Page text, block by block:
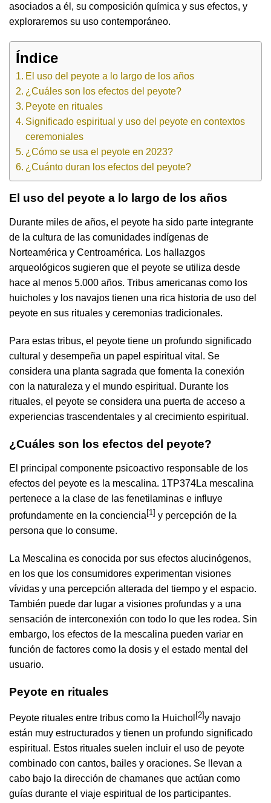
asociados a él, su composición química y sus efectos, y
exploraremos su uso contemporáneo.
Índice
El uso del peyote a lo largo de los años
¿Cuáles son los efectos del peyote?
Peyote en rituales
Significado espiritual y uso del peyote en contextos
ceremoniales
¿Cómo se usa el peyote en 2023?
¿Cuánto duran los efectos del peyote?
El uso del peyote a lo largo de los años
Durante miles de años, el peyote ha sido parte integrante
de la cultura de las comunidades indígenas de
Norteamérica y Centroamérica. Los hallazgos
arqueológicos sugieren que el peyote se utiliza desde
hace al menos 5.000 años. Tribus americanas como los
huicholes y los navajos tienen una rica historia de uso del
peyote en sus rituales y ceremonias tradicionales.
Para estas tribus, el peyote tiene un profundo significado
cultural y desempeña un papel espiritual vital. Se
considera una planta sagrada que fomenta la conexión
con la naturaleza y el mundo espiritual. Durante los
rituales, el peyote se considera una puerta de acceso a
experiencias trascendentales y al crecimiento espiritual.
¿Cuáles son los efectos del peyote?
El principal componente psicoactivo responsable de los
efectos del peyote es la mescalina. 1TP374La mescalina
pertenece a la clase de las fenetilaminas e influye
profundamente en la conciencia [1] y percepción de la
persona que lo consume.
La Mescalina es conocida por sus efectos alucinógenos,
en los que los consumidores experimentan visiones
vívidas y una percepción alterada del tiempo y el espacio.
También puede dar lugar a visiones profundas y a una
sensación de interconexión con todo lo que les rodea. Sin
embargo, los efectos de la mescalina pueden variar en
función de factores como la dosis y el estado mental del
usuario.
Peyote en rituales
Peyote rituales entre tribus como la Huichol [2]y navajo
están muy estructurados y tienen un profundo significado
espiritual. Estos rituales suelen incluir el uso de peyote
combinado con cantos, bailes y oraciones. Se llevan a
cabo bajo la dirección de chamanes que actúan como
guías durante el viaje espiritual de los participantes.